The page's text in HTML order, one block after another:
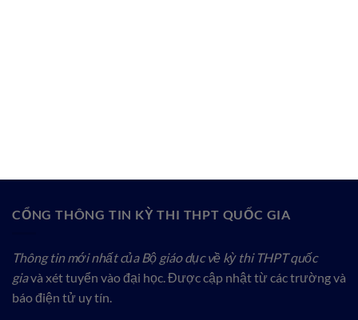
CỔNG THÔNG TIN KỲ THI THPT QUỐC GIA
Thông tin mới nhất của Bộ giáo dục về kỳ thi THPT quốc
giavà xét tuyển vào đại học. Được cập nhật từ các trường và
báo điện tử uy tín.